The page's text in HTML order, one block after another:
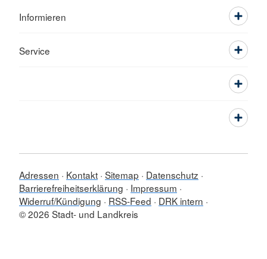
Informieren
Service
Adressen Kontakt Sitemap
Datenschutz
Barrierefreiheitserklärung
Impressum
Widerruf/Kündigung
RSS-Feed
DRK intern
© 2026 Stadt- und Landkreis